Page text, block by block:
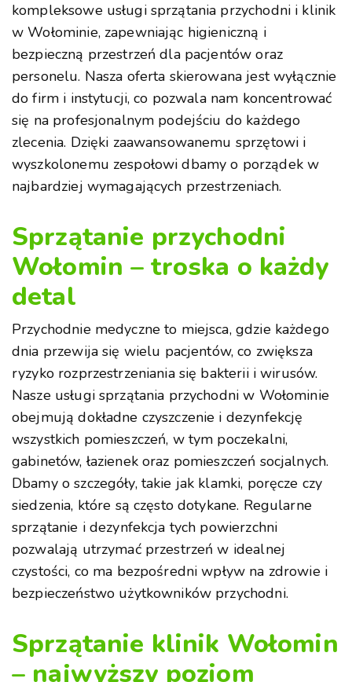
kompleksowe usługi sprzątania przychodni i klinik
w Wołominie, zapewniając higieniczną i
bezpieczną przestrzeń dla pacjentów oraz
personelu. Nasza oferta skierowana jest wyłącznie
do firm i instytucji, co pozwala nam koncentrować
się na profesjonalnym podejściu do każdego
zlecenia. Dzięki zaawansowanemu sprzętowi i
wyszkolonemu zespołowi dbamy o porządek w
najbardziej wymagających przestrzeniach.
Sprzątanie przychodni
Wołomin – troska o każdy
detal
Przychodnie medyczne to miejsca, gdzie każdego
dnia przewija się wielu pacjentów, co zwiększa
ryzyko rozprzestrzeniania się bakterii i wirusów.
Nasze usługi sprzątania przychodni w Wołominie
obejmują dokładne czyszczenie i dezynfekcję
wszystkich pomieszczeń, w tym poczekalni,
gabinetów, łazienek oraz pomieszczeń socjalnych.
Dbamy o szczegóły, takie jak klamki, poręcze czy
siedzenia, które są często dotykane. Regularne
sprzątanie i dezynfekcja tych powierzchni
pozwalają utrzymać przestrzeń w idealnej
czystości, co ma bezpośredni wpływ na zdrowie i
bezpieczeństwo użytkowników przychodni.
Sprzątanie klinik Wołomin
– najwyższy poziom